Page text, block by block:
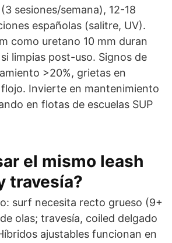
sesiones/semana), 12-18
españolas (salitre, UV).
como uretano 10 mm duran
limpias post-uso. Signos de
>20%, grietas en
Invierte en mantenimiento
en flotas de escuelas SUP
el mismo leash
travesía?
surf necesita recto grueso (9+
olas; travesía, coiled delgado
ajustables funcionan en